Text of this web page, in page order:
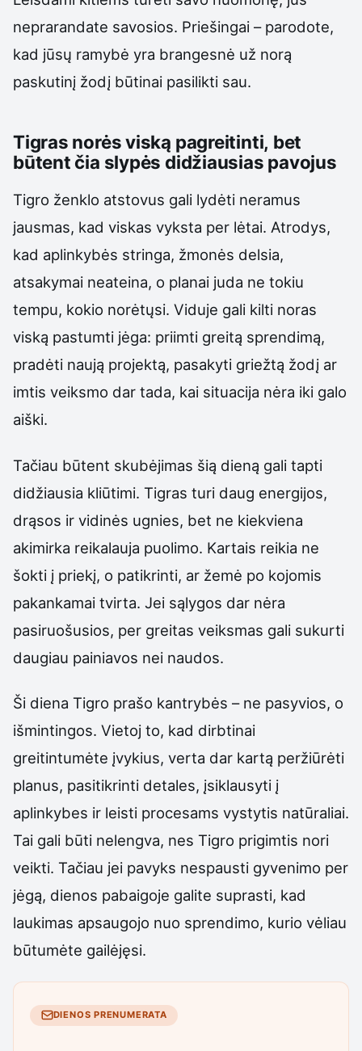
neprarandate savosios. Priešingai – parodote,
kad jūsų ramybė yra brangesnė už norą
paskutinį žodį būtinai pasilikti sau.
Tigras norės viską pagreitinti, bet
būtent čia slypės didžiausias pavojus
Tigro ženklo atstovus gali lydėti neramus
jausmas, kad viskas vyksta per lėtai. Atrodys,
kad aplinkybės stringa, žmonės delsia,
atsakymai neateina, o planai juda ne tokiu
tempu, kokio norėtųsi. Viduje gali kilti noras
viską pastumti jėga: priimti greitą sprendimą,
pradėti naują projektą, pasakyti griežtą žodį ar
imtis veiksmo dar tada, kai situacija nėra iki galo
aiški.
Tačiau būtent skubėjimas šią dieną gali tapti
didžiausia kliūtimi. Tigras turi daug energijos,
drąsos ir vidinės ugnies, bet ne kiekviena
akimirka reikalauja puolimo. Kartais reikia ne
šokti į priekį, o patikrinti, ar žemė po kojomis
pakankamai tvirta. Jei sąlygos dar nėra
pasiruošusios, per greitas veiksmas gali sukurti
daugiau painiavos nei naudos.
Ši diena Tigro prašo kantrybės – ne pasyvios, o
išmintingos. Vietoj to, kad dirbtinai
greitintumėte įvykius, verta dar kartą peržiūrėti
planus, pasitikrinti detales, įsiklausyti į
aplinkybes ir leisti procesams vystytis natūraliai.
Tai gali būti nelengva, nes Tigro prigimtis nori
veikti. Tačiau jei pavyks nespausti gyvenimo per
jėgą, dienos pabaigoje galite suprasti, kad
laukimas apsaugojo nuo sprendimo, kurio vėliau
būtumėte gailėjęsi.
DIENOS PRENUMERATA